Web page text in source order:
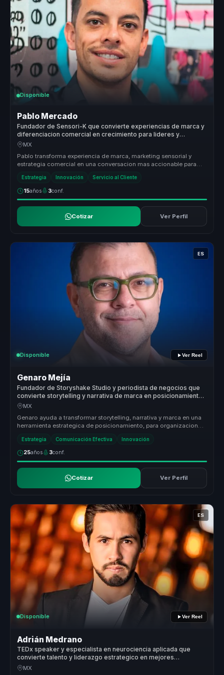
Disponible
Pablo Mercado
Fundador de Sensori-K que convierte experiencias de marca y
diferenciacion comercial en crecimiento para lideres y
empresas.
MX
Pablo transforma experiencia de marca, marketing sensorial y
estrategia comercial en una conversacion mas accionable para
Estrategia Innovación Servicio al Cliente
15años 3conf.
Cotizar Ver Perfil
ES
Disponible Ver Reel
Genaro Mejía
Fundador de Storyshake Studio y periodista de negocios que
convierte storytelling y narrativa de marca en posicionamiento
para empresas y lideres.
MX
Genaro ayuda a transformar storytelling, narrativa y marca en una
herramienta estrategica de posicionamiento, para organizaciones
Estrategia Comunicación Efectiva Innovación
25años 3conf.
Cotizar Ver Perfil
ES
Disponible Ver Reel
Adrián Medrano
TEDx speaker y especialista en neurociencia aplicada que
convierte talento y liderazgo estrategico en mejores
decisiones para empresas y equipos.
MX